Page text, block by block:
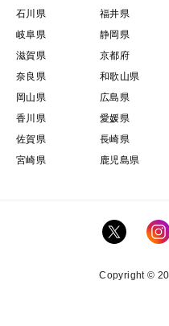
石川県
福井県
岐阜県
静岡県
滋賀県
京都府
奈良県
和歌山県
岡山県
広島県
香川県
愛媛県
佐賀県
長崎県
宮崎県
鹿児島県
Copyright ©